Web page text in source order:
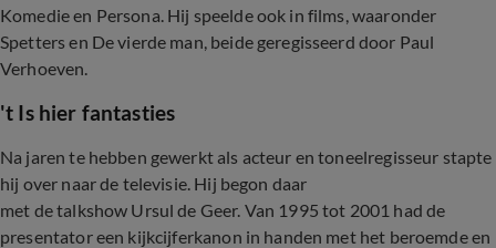
Komedie en Persona. Hij speelde ook in films, waaronder
Spetters en De vierde man, beide geregisseerd door Paul
Verhoeven.
't Is hier fantasties
Na jaren te hebben gewerkt als acteur en toneelregisseur stapte
hij over naar de televisie. Hij begon daar
met de talkshow Ursul de Geer. Van 1995 tot 2001 had de
presentator een kijkcijferkanon in handen met het beroemde en